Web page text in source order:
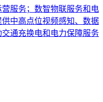
服务；数智物联服务和电
中高点位视频感知、数据
通充换电和电力保障服务